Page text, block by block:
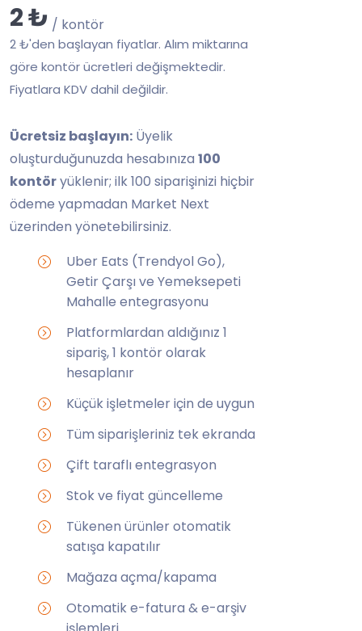
2 ₺ / kontör
2 ₺'den başlayan fiyatlar. Alım miktarına
göre kontör ücretleri değişmektedir.
Fiyatlara KDV dahil değildir.
Ücretsiz başlayın: Üyelik
oluşturduğunuzda hesabınıza 100
kontöryüklenir; ilk 100 siparişinizi hiçbir
ödeme yapmadan Market Next
üzerinden yönetebilirsiniz.
Uber Eats (Trendyol Go),
Getir Çarşı ve Yemeksepeti
Mahalle entegrasyonu
Platformlardan aldığınız 1
sipariş, 1 kontör olarak
hesaplanır
Küçük işletmeler için de uygun
Tüm siparişleriniz tek ekranda
Çift taraflı entegrasyon
Stok ve fiyat güncelleme
Tükenen ürünler otomatik
satışa kapatılır
Mağaza açma/kapama
Otomatik e-fatura & e-arşiv